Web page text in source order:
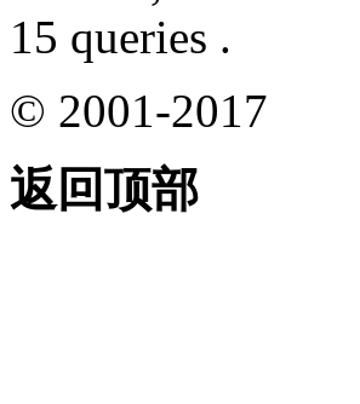
15 queries .
© 2001-2017
返回顶部